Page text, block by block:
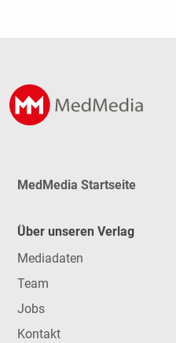
MedMedia Startseite
Über unseren Verlag
Mediadaten
Team
Jobs
Kontakt